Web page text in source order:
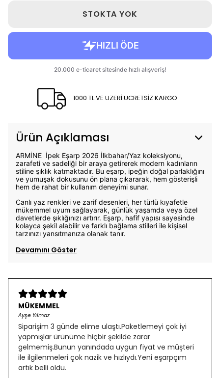
STOKTA YOK
1000 TL VE ÜZERİ ÜCRETSİZ KARGO
Ürün Açıklaması
ARMİNE İpek Eşarp 2026 İlkbahar/Yaz koleksiyonu,
zarafeti ve sadeliği bir araya getirerek modern kadınların
stiline şıklık katmaktadır. Bu eşarp, ipeğin doğal parlaklığını
ve yumuşak dokusunu ön plana çıkararak, hem gösterişli
hem de rahat bir kullanım deneyimi sunar.
Canlı yaz renkleri ve zarif desenleri, her türlü kıyafetle
mükemmel uyum sağlayarak, günlük yaşamda veya özel
davetlerde şıklığınızı artırır. Eşarp, hafif yapısı sayesinde
kolayca şekil alabilir ve farklı bağlama stilleri ile kişisel
tarzınızı yansıtmanıza olanak tanır.
Devamını Göster
MÜKEMMEL
Ayşe Yılmaz
Siparişim 3 günde elime ulaştı.Paketlemeyi çok iyi
yapmışlar ürünüme hiçbir şekilde zarar
gelmemiş.Bunun yanındada uygun fiyat ve müşteri
ile ilgilenmeleri çok nazik ve hızlıydı.Yeni eşarpçım
artık belli oldu.